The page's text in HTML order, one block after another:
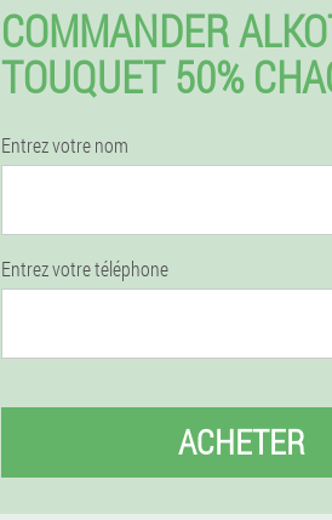
COMMANDER
TOUQUET 50%
Entrez votre nom
Entrez votre téléphone
ACHETER